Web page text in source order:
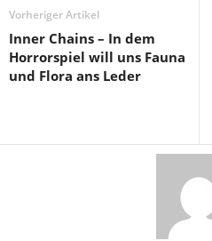
Vorheriger Artikel
Inner Chains – In dem
Horrorspiel will uns Fauna
und Flora ans Leder